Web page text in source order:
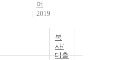
어
2019
복
사/
대출